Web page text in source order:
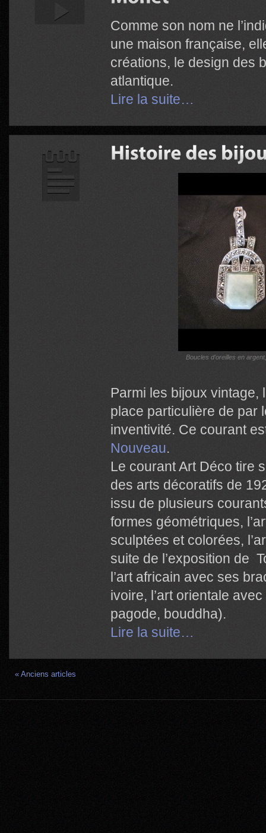
Comme son nom ne
une maison française,
créations, le design des
atlantique.
Lire la suite…
Boucles d’oreilles en
Parmi les bijoux vintage,
place particulière de par
inventivité. Ce courant
Nouveau.
Le courant Art Déco tire
des arts décoratifs de
issu de plusieurs
formes géométriques,
sculptées et colorées,
suite de l’exposition de
l’art africain avec ses
ivoire, l’art orientale
pagode, bouddha).
Lire la suite…
« Anciens articles